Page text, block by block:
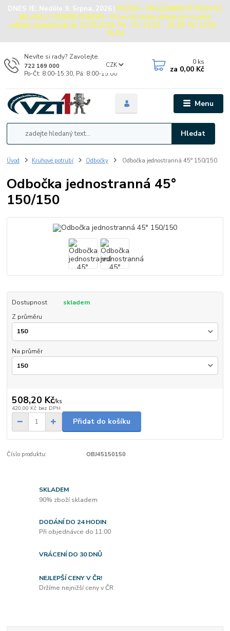
DNES JE: Neděle 9. Srpna, 2026 | POZOR - PRÁZDNINOVÝ PROVOZ
SKLADU / OSOBNÍ ODBĚRY - Provozní doba skladu pro osobní
odběry objednávek do 31.08.2026: Po - Čt: 13:00 - 15:30, Pá: 13:00 -
15:00
Menu
CZK
Hledat
Nevíte si rady? Zavolejte.
722 169 000
Po-Čt: 8:00-15:30, Pá: 8:00-15:00
0 ks
za 0,00 Kč
Úvod Kruhové potrubí Odbočky Odbočka jednostranná 45° 150/150
Odbočka jednostranná 45°
150/150
Dostupnost
skladem
Z průměru
Na průměr
508,20 Kč/ks
420,00 Kč bez DPH
Přidat do košíku
Číslo produktu: OBJ45150150
SKLADEM
90% zboží skladem
DODÁNÍ DO 24 HODIN
Při objednávce do 11:00
VRÁCENÍ DO 30 DNŮ
NEJLEPŠÍ CENY V ČR!
Držíme nejnižší ceny v ČR